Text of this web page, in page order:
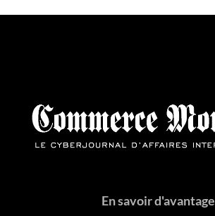
En savoir d'avantage